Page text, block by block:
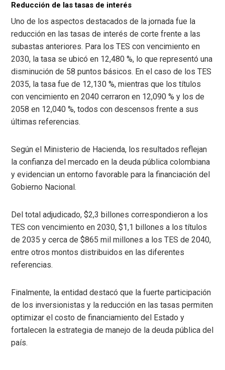
Reducción de las tasas de interés
Uno de los aspectos destacados de la jornada fue la
reducción en las tasas de interés de corte frente a las
subastas anteriores. Para los TES con vencimiento en
2030, la tasa se ubicó en 12,480 %, lo que representó una
disminución de 58 puntos básicos. En el caso de los TES
2035, la tasa fue de 12,130 %, mientras que los títulos
con vencimiento en 2040 cerraron en 12,090 % y los de
2058 en 12,040 %, todos con descensos frente a sus
últimas referencias.
Según el Ministerio de Hacienda, los resultados reflejan
la confianza del mercado en la deuda pública colombiana
y evidencian un entorno favorable para la financiación del
Gobierno Nacional.
Del total adjudicado, $2,3 billones correspondieron a los
TES con vencimiento en 2030, $1,1 billones a los títulos
de 2035 y cerca de $865 mil millones a los TES de 2040,
entre otros montos distribuidos en las diferentes
referencias.
Finalmente, la entidad destacó que la fuerte participación
de los inversionistas y la reducción en las tasas permiten
optimizar el costo de financiamiento del Estado y
fortalecen la estrategia de manejo de la deuda pública del
país.